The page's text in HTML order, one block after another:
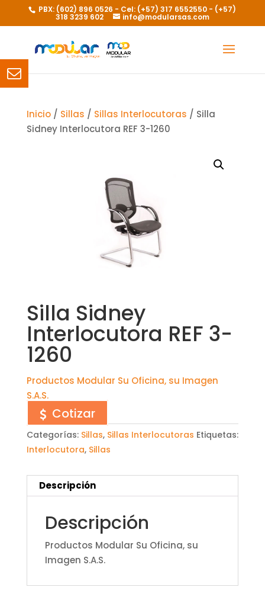
PBX: (602) 896 0526 - Cel: (+57) 317 6552550 - (+57)
318 3239 602 info@modularsas.com
Inicio/ Sillas / Sillas Interlocutoras / Silla
Sidney Interlocutora REF 3-1260
Silla Sidney
Interlocutora REF 3-
1260
Productos Modular Su Oficina, su Imagen
S.A.S.
Cotizar
Categorías: Sillas, Sillas Interlocutoras Etiquetas:
Interlocutora, Sillas
Descripción
Descripción
Productos Modular Su Oficina, su
Imagen S.A.S.